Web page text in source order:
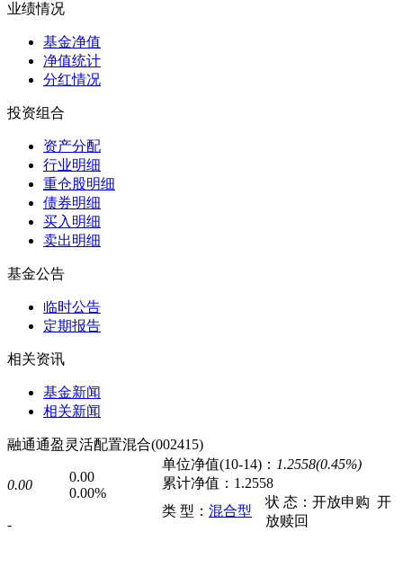
业绩情况
基金净值
净值统计
分红情况
投资组合
资产分配
行业明细
重仓股明细
债券明细
买入明细
卖出明细
基金公告
临时公告
定期报告
相关资讯
基金新闻
相关新闻
融通通盈灵活配置混合(002415)
0.00
0.00
0.00%
-
单位净值(10-14)： 1.2558(0.45%)
累计净值： 1.2558
类 型： 混合型
状 态： 开放申购 开
放赎回